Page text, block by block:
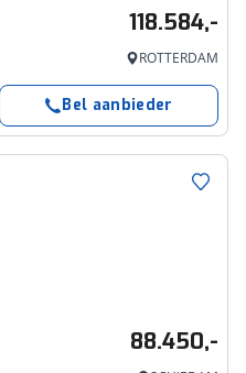
118.584,-
ROTTERDAM
Bel aanbieder
88.450,-